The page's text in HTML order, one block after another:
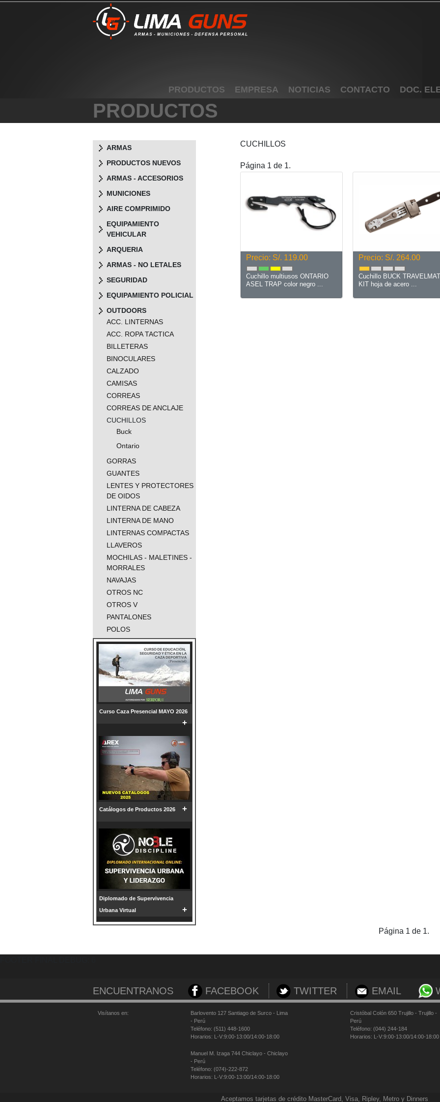
PRODUCTOS EMPRESA NOTICIAS CONTACTO DOC.
PRODUCTOS
ARMAS
PRODUCTOS NUEVOS
ARMAS - ACCESORIOS
MUNICIONES
AIRE COMPRIMIDO
EQUIPAMIENTO
VEHICULAR
ARQUERIA
ARMAS - NO LETALES
SEGURIDAD
EQUIPAMIENTO POLICIAL
OUTDOORS
ACC. LINTERNAS
ACC. ROPA TACTICA
BILLETERAS
BINOCULARES
CALZADO
CAMISAS
CORREAS
CORREAS DE ANCLAJE
CUCHILLOS
Buck
Ontario
GORRAS
GUANTES
LENTES Y PROTECTORES
DE OIDOS
LINTERNA DE CABEZA
LINTERNA DE MANO
LINTERNAS COMPACTAS
LLAVEROS
MOCHILAS - MALETINES -
MORRALES
NAVAJAS
OTROS NC
OTROS V
PANTALONES
POLOS
Curso Caza Presencial MAYO 2026
+
Catálogos de Productos 2026 +
Diplomado de Supervivencia
Urbana Virtual
+
CUCHILLOS
Página 1 de 1.
Precio: S/. 119.00
Cuchillo multiusos ONTARIO
ASEL TRAP color negro ...
Precio: S/. 264.00
Cuchillo BUCK
KIT hoja de acero ...
Página 1 de 1.
ENCUENTRANOS FACEBOOK TWITTER EMAIL
Visítanos en:
Barlovento 127 Santiago de Surco - Lima
- Perú
Teléfono: (511) 448-1600
Horarios: L-V:9:00-13:00/14:00-18:00
Cristóbal Colón 650 Trujillo - Trujillo -
Perú
Teléfono: (044) 244-184
Horarios: L-V:9:00-13:00/14:00-18:00
Manuel M. Izaga 744 Chiclayo - Chiclayo
- Perú
Teléfono: (074)-222-872
Horarios: L-V:9:00-13:00/14:00-18:00
Aceptamos tarjetas de crédito MasterCard, Visa, Ripley, Metro y Dinners